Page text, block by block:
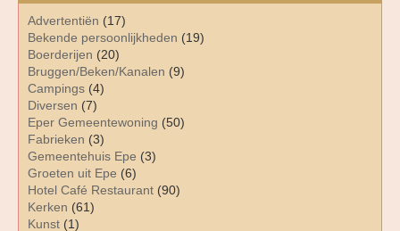
Advertentiën (17)
Bekende persoonlijkheden (19)
Boerderijen (20)
Bruggen/Beken/Kanalen (9)
Campings (4)
Diversen (7)
Eper Gemeentewoning (50)
Fabrieken (3)
Gemeentehuis Epe (3)
Groeten uit Epe (6)
Hotel Café Restaurant (90)
Kerken (61)
Kunst (1)